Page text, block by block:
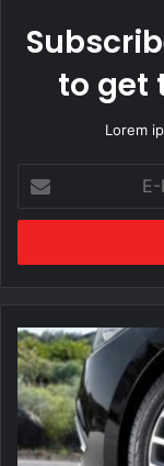
to get
Lorem
Posta
adresinizi
Her
şey
söyledikten
ve
yapıldıktan
sonra,